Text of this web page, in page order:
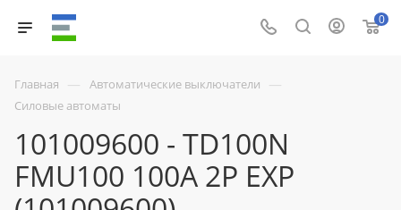
0
Главная — Автоматические выключатели —
Силовые автоматы
101009600 - TD100N
FMU100 100A 2P EXP